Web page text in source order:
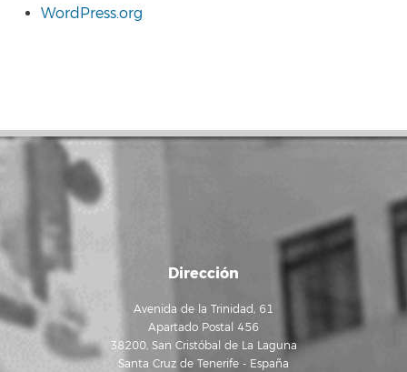
WordPress.org
Dirección
Avenida de la Trinidad, 61
Apartado Postal 456
38200, San Cristóbal de La Laguna
Santa Cruz de Tenerife - España